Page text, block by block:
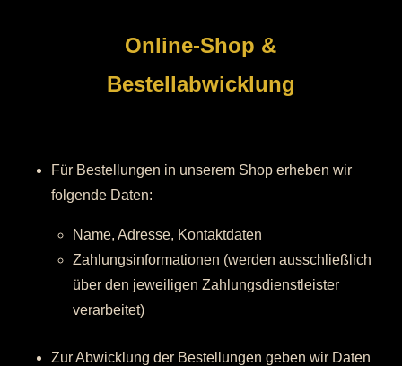
Online-Shop &
Bestellabwicklung
Für Bestellungen in unserem Shop erheben wir
folgende Daten:
Name, Adresse, Kontaktdaten
Zahlungsinformationen (werden ausschließlich
über den jeweiligen Zahlungsdienstleister
verarbeitet)
Zur Abwicklung der Bestellungen geben wir Daten